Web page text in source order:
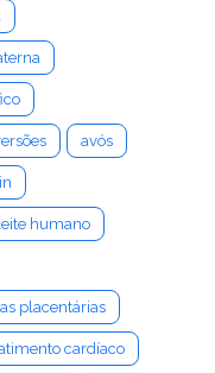
avós
humano
placentárias
cardíaco